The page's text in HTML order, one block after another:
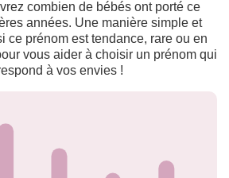
combien de bébés ont porté ce
années. Une manière simple et
ce prénom est tendance, rare ou en
vous aider à choisir un prénom qui
à vos envies !